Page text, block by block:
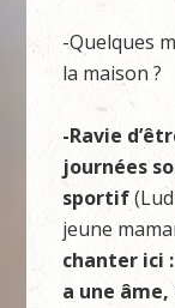
-Quelques
la maison ?
-Ravie
journées
sportif
jeune
chanter ici
a une